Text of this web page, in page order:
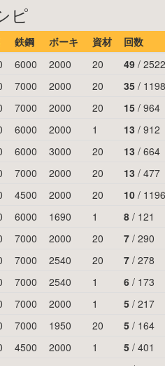
ピ
鉄鋼 ボーキ 資材
回数
6000 2000 20 49 / 2522
7000 2000 20 35 / 1198
7000 2000 20 15 / 964
6000 2000 1 13 / 912
6000 3000 20 13 / 664
7000 2000 20 13 / 477
4500 2000 20 10 / 1196
6000 1690 1 8 / 121
7000 2000 20 7 / 290
7000 2540 20 7 / 278
7000 2540 1 6 / 173
7000 2000 1 5 / 217
7000 1950 20 5 / 164
4500 2000 1 5 / 401